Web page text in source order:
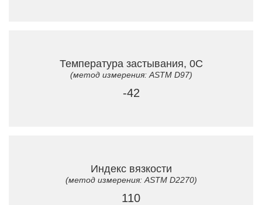
Температура застывания, 0C
(метод измерения: ASTM D97)
-42
Индекс вязкости
(метод измерения: ASTM D2270)
110